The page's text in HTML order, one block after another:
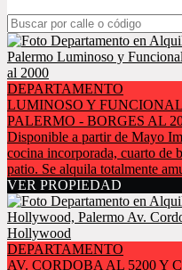
DEPARTAMENTO
LUMINOSO Y
PALERMO - BORGES AL
Disponible a partir de Mayo
cocina incorporada, cuarto de
patio. Se alquila totalmente
VER PROPIEDAD
DEPARTAMENTO
AV. CORDOBA AL 5200 Y